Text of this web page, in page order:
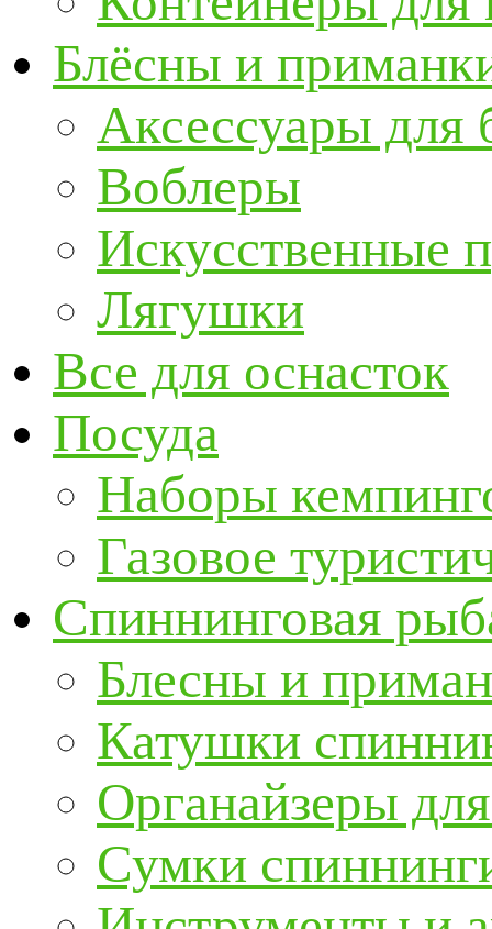
Блёсны и
Аксессуары для
Воблеры
Искусственные
Лягушки
Все для оснасток
Посуда
Наборы
Газовое
Спиннинговая
Блесны и
Катушки
Органайзеры
Сумки